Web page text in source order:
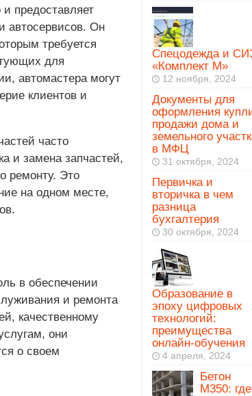
предоставляет
автосервисов. Он
требуется
для
автомастера могут
клиентов и
часто
и замена запчастей,
ремонту. Это
на одном месте,
в обеспечении
и ремонта
качественному
они
о своем
Спецодежда и
«Комплект М»
12 ноября, 2024
Документы для
оформления
продажи дома и
земельного
в МФЦ
31 октября, 2024
Первичка и
вторичка в чем
разница
бухгалтерия
30 октября, 2024
Образование в
эпоху цифровых
технологий:
преимущества
онлайн-обучения
4 апреля, 2024
Бетон
М350: где